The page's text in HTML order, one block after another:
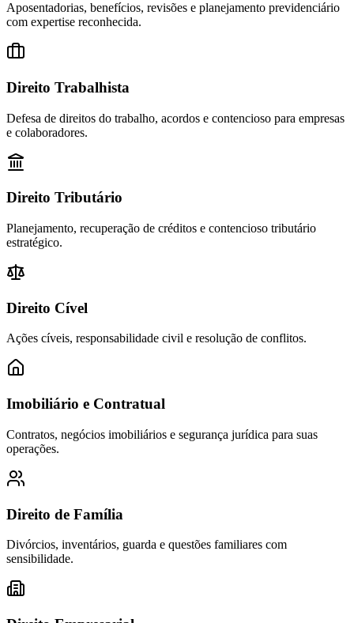
Aposentadorias, benefícios, revisões e planejamento previdenciário
com expertise reconhecida.
Direito Trabalhista
Defesa de direitos do trabalho, acordos e contencioso para empresas
e colaboradores.
Direito Tributário
Planejamento, recuperação de créditos e contencioso tributário
estratégico.
Direito Cível
Ações cíveis, responsabilidade civil e resolução de conflitos.
Imobiliário e Contratual
Contratos, negócios imobiliários e segurança jurídica para suas
operações.
Direito de Família
Divórcios, inventários, guarda e questões familiares com
sensibilidade.